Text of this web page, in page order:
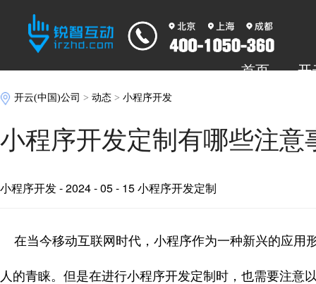
首页 开
开云(中国)公司 >动态 >小程序开发
小程序开发定制有哪些注意
小程序开发- 2024 - 05 - 15 小程序开发定制
在当今移动互联网时代，小程序作为一种新兴的应用
人的青睐。但是在进行小程序开发定制时，也需要注意